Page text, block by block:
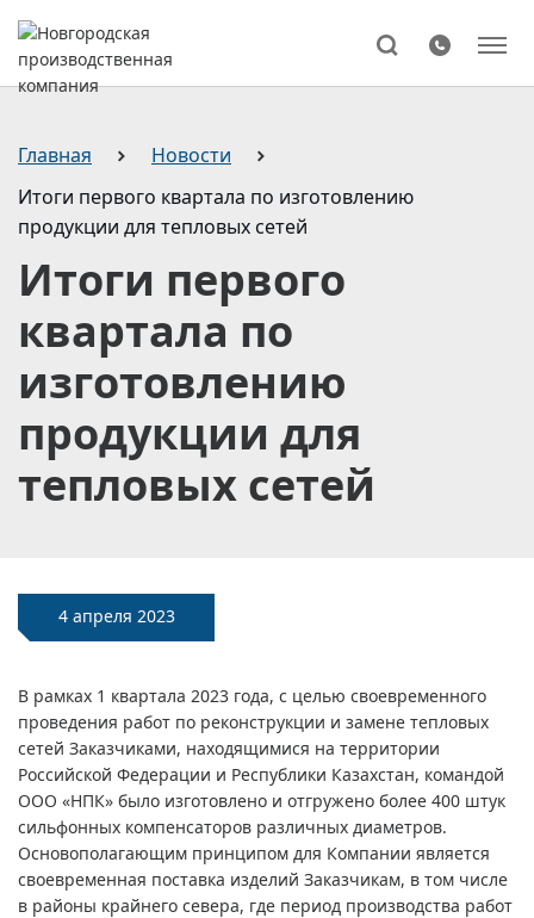
Главная
Новости
Итоги первого квартала по изготовлению
продукции для тепловых сетей
Итоги первого
квартала по
изготовлению
продукции для
тепловых сетей
4 апреля 2023
В рамках 1 квартала 2023 года, с целью своевременного
проведения работ по реконструкции и замене тепловых
сетей Заказчиками, находящимися на территории
Российской Федерации и Республики Казахстан, командой
ООО «НПК» было изготовлено и отгружено более 400 штук
сильфонных компенсаторов различных диаметров.
Основополагающим принципом для Компании является
своевременная поставка изделий Заказчикам, в том числе
в районы крайнего севера, где период производства работ